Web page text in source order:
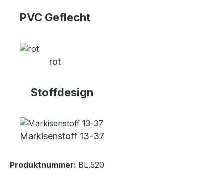
PVC Geflecht
rot
Stoffdesign
Markisenstoff 13-37
Produktnummer: BL.520